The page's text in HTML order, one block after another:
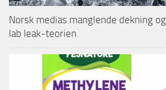
Norsk medias manglende dekning
lab leak-teorien